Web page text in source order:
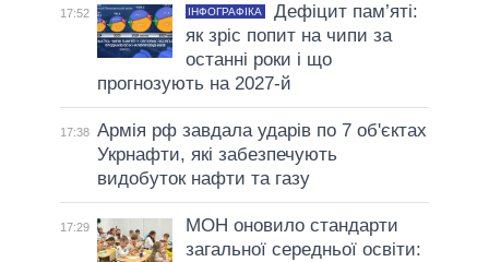
17:52 ІНФОГРАФІКА
Дефіцит пам’яті:
як зріс попит на чипи за
останні роки і що
прогнозують на 2027-й
17:38 Армія рф завдала ударів по 7 об'єктах
Укрнафти, які забезпечують
видобуток нафти та газу
17:29
МОН оновило стандарти
загальної середньої освіти: